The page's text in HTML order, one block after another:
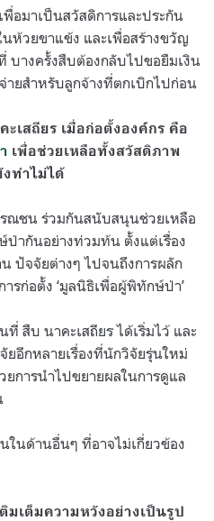
อมาเป็นสวัสดิการและประกัน
ห้วยขาแข้ง และเพื่อสร้างขวัญ
บางครั้งสืบต้องกลับไปขอยืมเงิน
ายสำหรับลูกจ้างที่ตกเบิกไปก่อน
เสถียร เมื่อก่อตั้งองค์กร คือ
เพื่อช่วยเหลือทั้งสวัสดิภาพ
ทำไม่ได้
ณชน ร่วมกันสนับสนุนช่วยเหลือ
ากันอย่างท่วมท้น ตั้งแต่เรื่อง
ปัจจัยต่างๆ ไปจนถึงการผลัก
รก่อตั้ง ‘มูลนิธิเพื่อผู้พิทักษ์ป่า’
สืบ นาคะเสถียร ได้เริ่มไว้ และ
ยอีกหลายเรื่องที่นักวิจัยรุ่นใหม่
การนำไปขยายผลในการดูแล
นด้านอื่นๆ ที่อาจไม่เกี่ยวข้อง
เต็มความหวังอย่างเป็นรูป